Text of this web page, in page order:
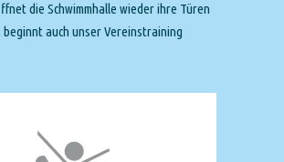
die Schwimmhalle wieder ihre Türen
beginnt auch unser Vereinstraining